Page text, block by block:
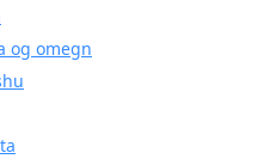
og omegn